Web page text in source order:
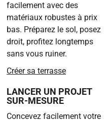
facilement avec des
matériaux robustes à prix
bas. Préparez le sol, posez
droit, profitez longtemps
sans vous ruiner.
Créer sa terrasse
LANCER UN PROJET
SUR-MESURE
Concevez facilement votre